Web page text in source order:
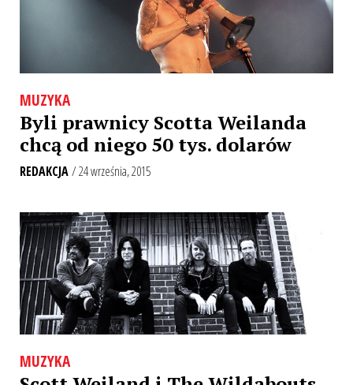
MUZYKA
Byli prawnicy Scotta Weilanda
chcą od niego 50 tys. dolarów
REDAKCJA/ 24 września, 2015
MUZYKA